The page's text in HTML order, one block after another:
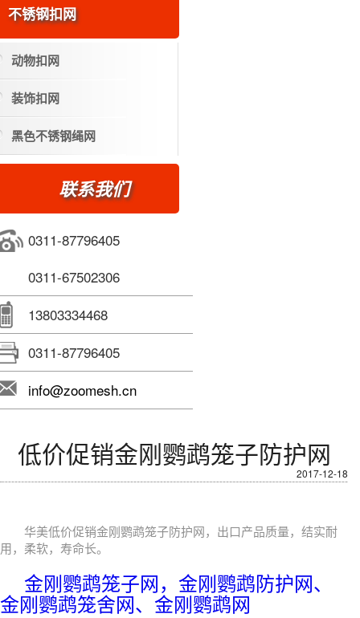
不锈钢扣网
动物扣网
装饰扣网
黑色不锈钢绳网
联系我们
0311-87796405
0311-67502306
13803334468
0311-87796405
info@zoomesh.cn
低价促销金刚鹦鹉笼子防护网
2017-12-18
华美低价促销金刚鹦鹉笼子防护网，出口产品质量，结实耐
用，柔软，寿命长。
金刚鹦鹉笼子网，金刚鹦鹉防护网、
金刚鹦鹉笼舍网、金刚鹦鹉网